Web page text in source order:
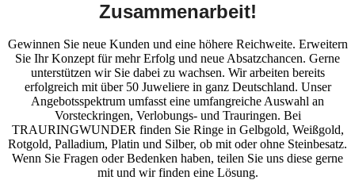
Zusammenarbeit!
Gewinnen Sie neue Kunden und eine höhere Reichweite. Erweitern
Sie Ihr Konzept für mehr Erfolg und neue Absatzchancen. Gerne
unterstützen wir Sie dabei zu wachsen. Wir arbeiten bereits
erfolgreich mit über 50 Juweliere in ganz Deutschland. Unser
Angebotsspektrum umfasst eine umfangreiche Auswahl an
Vorsteckringen, Verlobungs- und Trauringen. Bei
TRAURINGWUNDER finden Sie Ringe in Gelbgold, Weißgold,
Rotgold, Palladium, Platin und Silber, ob mit oder ohne Steinbesatz.
Wenn Sie Fragen oder Bedenken haben, teilen Sie uns diese gerne
mit und wir finden eine Lösung.